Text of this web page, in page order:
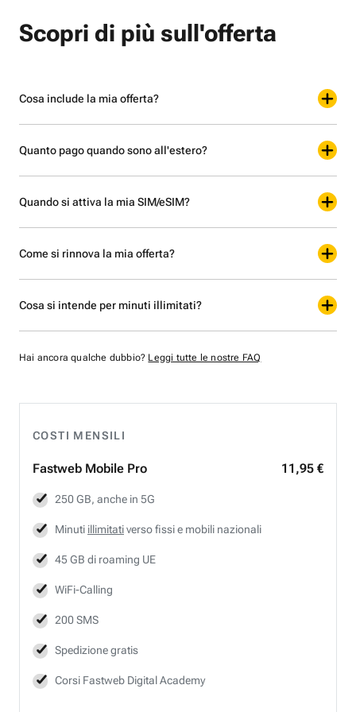
COSTI MENSILI
Fastweb Mobile Pro 11,95 €
250 GB, anche in 5G
Minuti illimitativerso fissi e mobili nazionali
45 GB di roaming UE
WiFi-Calling
200 SMS
Spedizione gratis
Corsi Fastweb Digital Academy
Scopri di più sull'offerta
Cosa include la mia offerta?
Quanto pago quando sono all'estero?
Quando si attiva la mia SIM/eSIM?
Come si rinnova la mia offerta?
Cosa si intende per minuti illimitati?
Hai ancora qualche dubbio? Leggi tutte le nostre FAQ